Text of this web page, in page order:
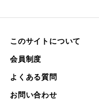
このサイトについて
会員制度
よくある質問
お問い合わせ